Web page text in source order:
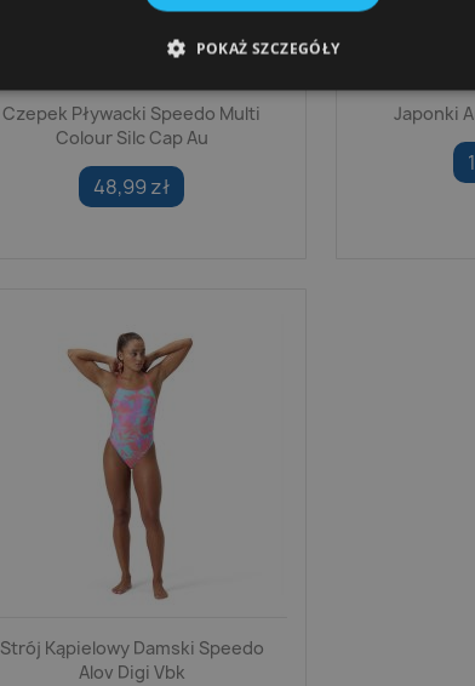
Czepek Pływacki Speedo Multi
Colour Silc Cap Au
48,99 zł
Japonki
Strój Kąpielowy Damski Speedo
Alov Digi Vbk
POKAŻ SZCZEGÓŁY